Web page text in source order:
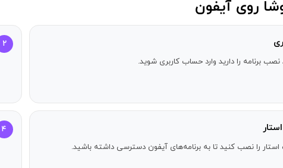
روی آیفون
برنامه را دارید وارد حساب کاربری شوید.
۲
را نصب کنید تا به برنامه‌های آیفون دسترسی داشته باشید.
۴